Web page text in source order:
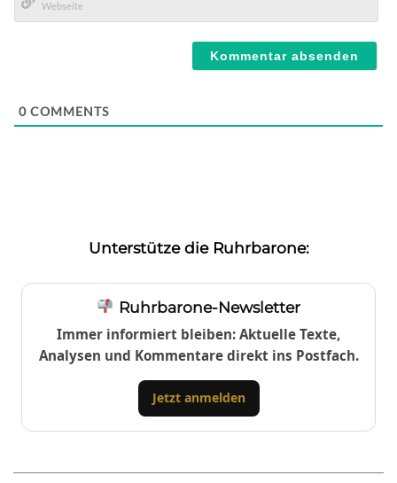
Mail*
0 COMMENTS
Unterstütze die Ruhrbarone:
Ruhrbarone-Newsletter
Immer informiert bleiben: Aktuelle Texte,
Analysen und Kommentare direkt ins Postfach.
Jetzt anmelden